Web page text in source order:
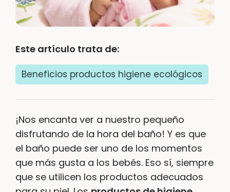
Este artículo trata de:
Beneficios productos higiene ecológicos
¡Nos encanta ver a nuestro pequeño
disfrutando de la hora del baño! Y es que
el baño puede ser uno de los momentos
que más gusta a los bebés. Eso sí, siempre
que se utilicen los productos adecuados